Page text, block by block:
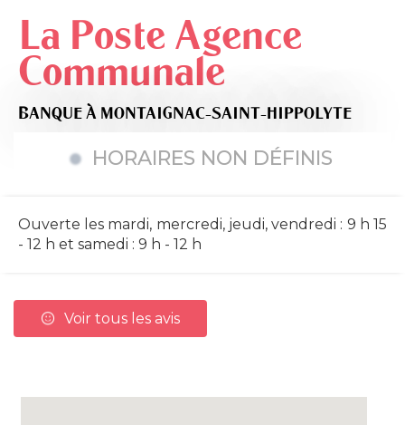
La Poste Agence
Communale
BANQUE À MONTAIGNAC-SAINT-HIPPOLYTE
HORAIRES NON DÉFINIS
Ouverte les mardi, mercredi, jeudi, vendredi : 9 h 15
- 12 h et samedi : 9 h - 12 h
Voir tous les avis